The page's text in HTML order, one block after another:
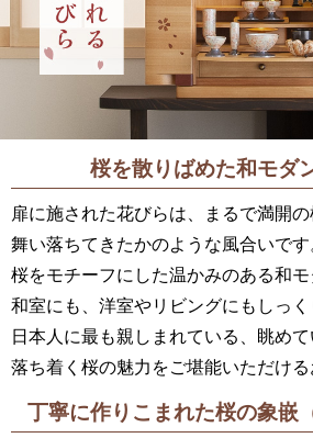
桜を散りばめた和モダ
扉に施された花びらは、まるで満開
舞い落ちてきたかのような風合いです
桜をモチーフにした温かみのある和モ
和室にも、洋室やリビングにもしっく
日本人に最も親しまれている、眺め
落ち着く桜の魅力をご堪能いただける
丁寧に作りこまれた桜の象嵌